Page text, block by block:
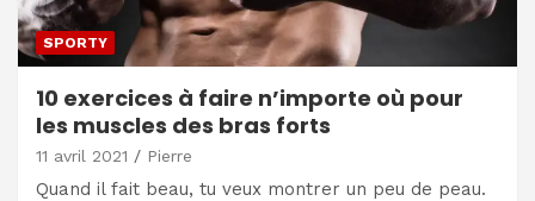
SPORTY
10 exercices à faire n’importe où pour
les muscles des bras forts
11 avril 2021 Pierre
Quand il fait beau, tu veux montrer un peu de peau.